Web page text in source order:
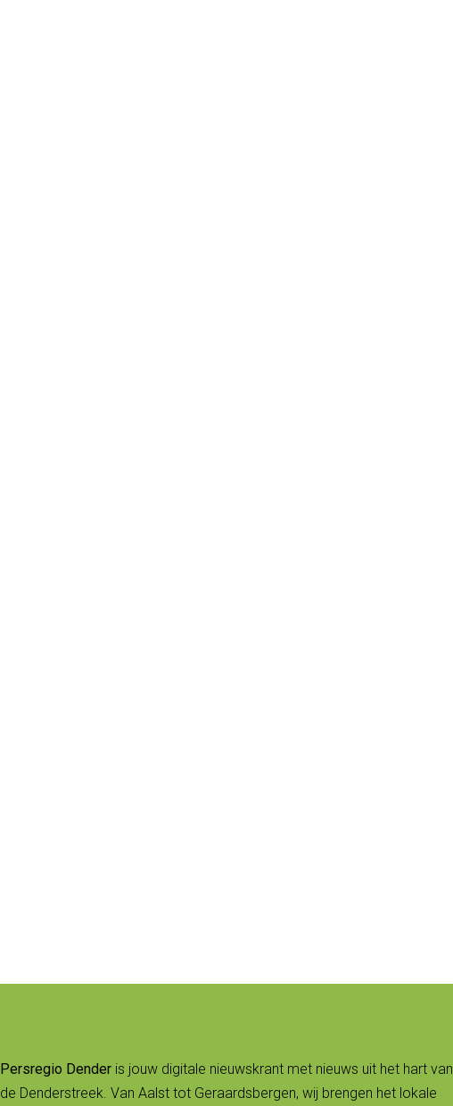
Persregio Dender is jouw digitale nieuwskrant met nieuws uit het hart van
de Denderstreek. Van Aalst tot Geraardsbergen, wij brengen het lokale